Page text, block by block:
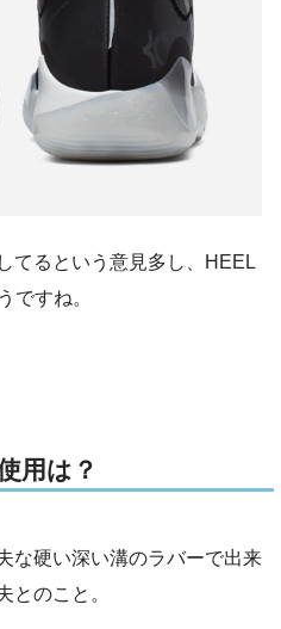
てるという意見多し、HEEL
ですね。
用は？
な硬い深い溝のラバーで出来
とのこと。